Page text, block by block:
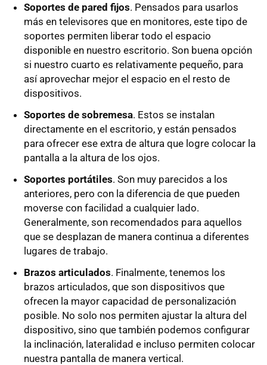
Soportes de pared fijos. Pensados para usarlos
más en televisores que en monitores, este tipo de
soportes permiten liberar todo el espacio
disponible en nuestro escritorio. Son buena opción
si nuestro cuarto es relativamente pequeño, para
así aprovechar mejor el espacio en el resto de
dispositivos.
Soportes de sobremesa. Estos se instalan
directamente en el escritorio, y están pensados
para ofrecer ese extra de altura que logre colocar la
pantalla a la altura de los ojos.
Soportes portátiles. Son muy parecidos a los
anteriores, pero con la diferencia de que pueden
moverse con facilidad a cualquier lado.
Generalmente, son recomendados para aquellos
que se desplazan de manera continua a diferentes
lugares de trabajo.
Brazos articulados. Finalmente, tenemos los
brazos articulados, que son dispositivos que
ofrecen la mayor capacidad de personalización
posible. No solo nos permiten ajustar la altura del
dispositivo, sino que también podemos configurar
la inclinación, lateralidad e incluso permiten colocar
nuestra pantalla de manera vertical.